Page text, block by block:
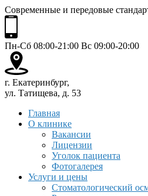
Современные и передовые
Пн-Сб 08:00-21:00 Вс 09:00-20:00
г. Екатеринбург,
ул. Татищева, д. 53
Главная
О клинике
Вакансии
Лицензии
Уголок пациента
Фотогалерея
Услуги и цены
Стоматологический